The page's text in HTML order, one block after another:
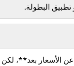
الأسعار بعد**، لكن